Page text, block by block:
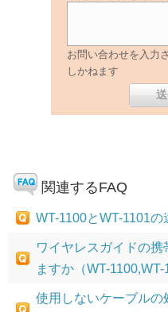
お問い合わせを入力
しかねます
関連するFAQ
WT-1100とWT-1101の
ワイヤレスガイドの携
ますか（WT-1100,WT-
使用しないケーブル